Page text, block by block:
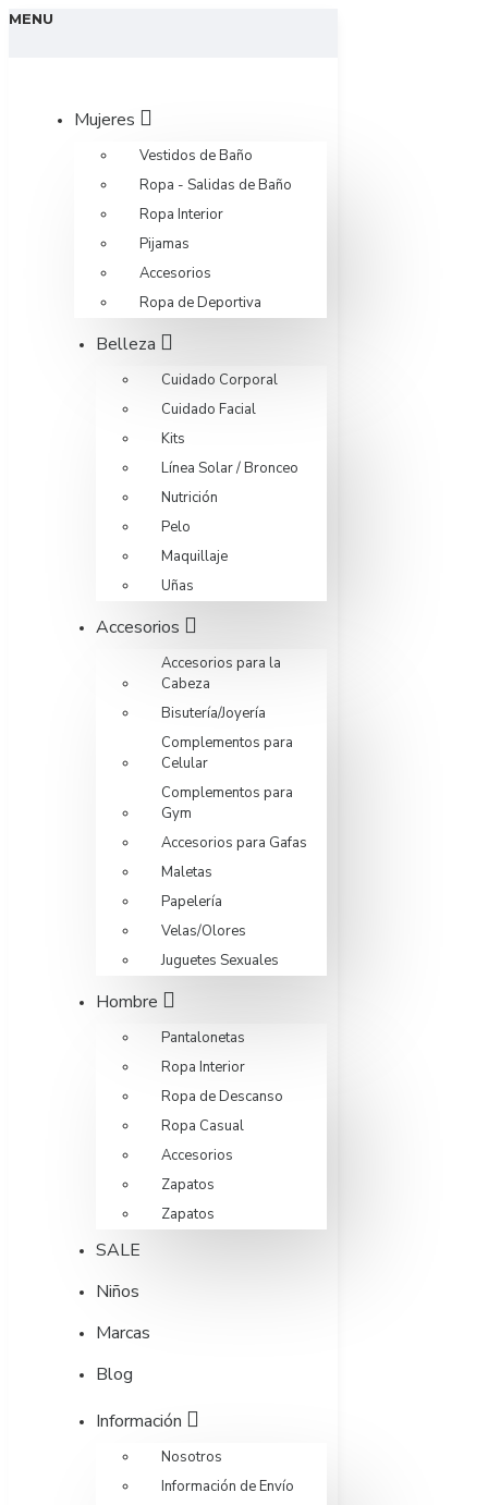
MENU
Mujeres
Vestidos de Baño
Ropa - Salidas de Baño
Ropa Interior
Pijamas
Accesorios
Ropa de Deportiva
Belleza
Cuidado Corporal
Cuidado Facial
Kits
Línea Solar / Bronceo
Nutrición
Pelo
Maquillaje
Uñas
Accesorios
Accesorios para la
Cabeza
Bisutería/Joyería
Complementos para
Celular
Complementos para
Gym
Accesorios para Gafas
Maletas
Papelería
Velas/Olores
Juguetes Sexuales
Hombre
Pantalonetas
Ropa Interior
Ropa de Descanso
Ropa Casual
Accesorios
Zapatos
Zapatos
SALE
Niños
Marcas
Blog
Información
Nosotros
Información de Envío